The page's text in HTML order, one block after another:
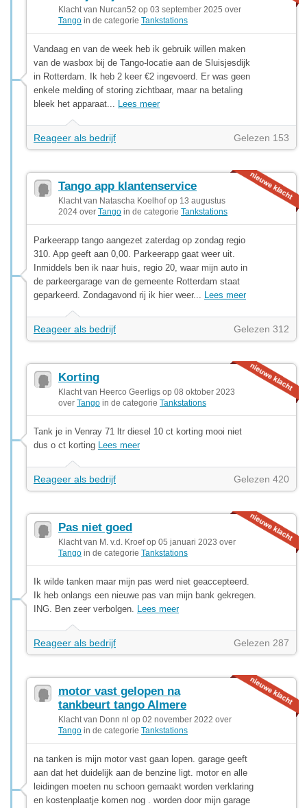
Klacht van Nurcan52 op 03 september 2025 over
Tango in de categorie Tankstations
Vandaag en van de week heb ik gebruik willen maken
van de wasbox bij de Tango-locatie aan de Sluisjesdijk
in Rotterdam. Ik heb 2 keer €2 ingevoerd. Er was geen
enkele melding of storing zichtbaar, maar na betaling
bleek het apparaat... Lees meer
Reageer als bedrijf Gelezen 153
Tango app klantenservice
Klacht van Natascha Koelhof op 13 augustus
2024 over Tango in de categorie Tankstations
Parkeerapp tango aangezet zaterdag op zondag regio
310. App geeft aan 0,00. Parkeerapp gaat weer uit.
Inmiddels ben ik naar huis, regio 20, waar mijn auto in
de parkeergarage van de gemeente Rotterdam staat
geparkeerd. Zondagavond rij ik hier weer... Lees meer
Reageer als bedrijf Gelezen 312
Korting
Klacht van Heerco Geerligs op 08 oktober 2023
over Tango in de categorie Tankstations
Tank je in Venray 71 ltr diesel 10 ct korting mooi niet
dus o ct korting Lees meer
Reageer als bedrijf Gelezen 420
Pas niet goed
Klacht van M. v.d. Kroef op 05 januari 2023 over
Tango in de categorie Tankstations
Ik wilde tanken maar mijn pas werd niet geaccepteerd.
Ik heb onlangs een nieuwe pas van mijn bank gekregen.
ING. Ben zeer verbolgen. Lees meer
Reageer als bedrijf Gelezen 287
motor vast gelopen na
tankbeurt tango Almere
Klacht van Donn nl op 02 november 2022 over
Tango in de categorie Tankstations
na tanken is mijn motor vast gaan lopen. garage geeft
aan dat het duidelijk aan de benzine ligt. motor en alle
leidingen moeten nu schoon gemaakt worden verklaring
en kostenplaatje komen nog . worden door mijn garage